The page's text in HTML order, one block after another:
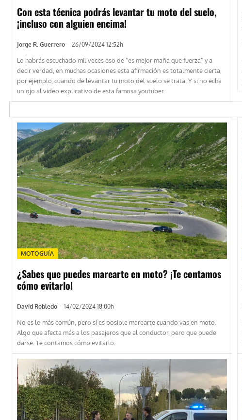
Con esta técnica podrás levantar tu moto del suelo,
¡incluso con alguien encima!
Jorge R. Guerrero - 26/09/2024 12:52h
Lo habrás escuchado mil veces eso de "es mejor maña que fuerza" y a
decir verdad, en muchas ocasiones esta afirmación es totalmente cierta,
por ejemplo, cuando de levantar tu moto del suelo se trata. Y si no echa
un ojo al video explicativo de esta famosa youtuber.
MOTOGUÍA
¿Sabes que puedes marearte en moto? ¡Te contamos
cómo evitarlo!
David Robledo - 14/02/2024 18:00h
No es lo más común, pero sí es posible marearte cuando vas en moto.
Algo que afecta más a los pasajeros que al conductor, pero que puede
darse. Te contamos cómo evitarlo.